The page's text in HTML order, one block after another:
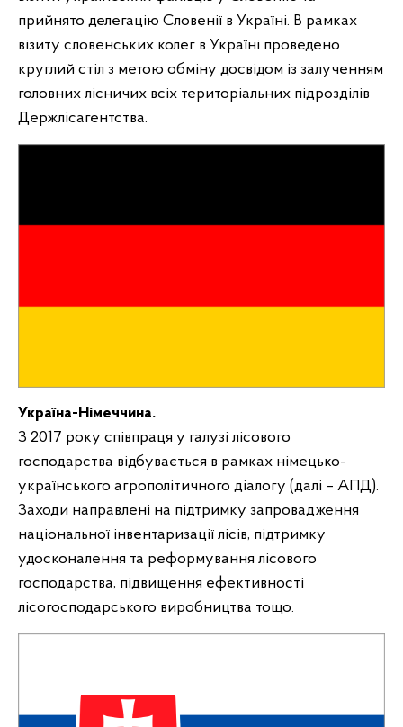
прийнято делегацію Словенії в Україні. В рамках
візиту словенських колег в Україні проведено
круглий стіл з метою обміну досвідом із залученням
головних лісничих всіх територіальних підрозділів
Держлісагентства.
Україна-Німеччина.
З 2017 року співпраця у галузі лісового
господарства відбувається в рамках німецько-
українського агрополітичного діалогу (далі – АПД).
Заходи направлені на підтримку запровадження
національної інвентаризації лісів, підтримку
удосконалення та реформування лісового
господарства, підвищення ефективності
лісогосподарського виробництва тощо.